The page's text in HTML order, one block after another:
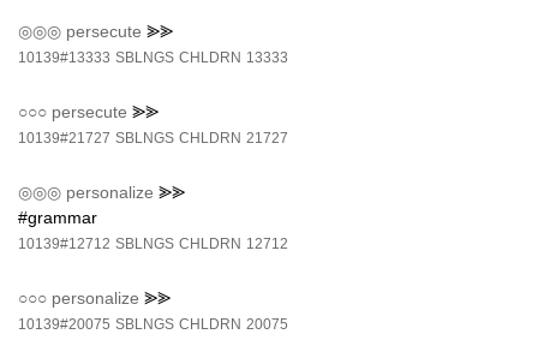
◎◎◎ persecute ⪢⪢
10139#13333 SBLNGS CHLDRN 13333
○○○ persecute ⪢⪢
10139#21727 SBLNGS CHLDRN 21727
◎◎◎ personalize ⪢⪢
#grammar
10139#12712 SBLNGS CHLDRN 12712
○○○ personalize ⪢⪢
10139#20075 SBLNGS CHLDRN 20075